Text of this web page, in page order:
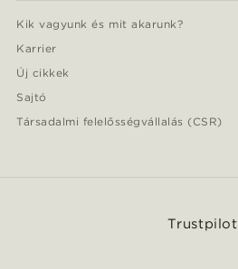
Kik vagyunk és mit akarunk?
Karrier
Új cikkek
Sajtó
Társadalmi felelősségvállalás (CSR)
Trustpilot